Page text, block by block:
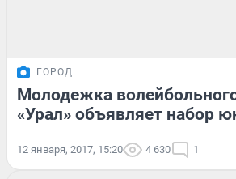
ГОРОД
Молодежка
«Урал» объявляет набор
12 января, 2017, 15:20 4 630 1